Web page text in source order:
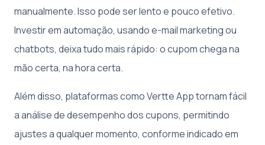
manualmente. Isso pode ser lento e pouco efetivo.
Investir em automação, usando e-mail marketing ou
chatbots, deixa tudo mais rápido: o cupom chega na
mão certa, na hora certa.
Além disso, plataformas como Vertte App tornam fácil
a análise de desempenho dos cupons, permitindo
ajustes a qualquer momento, conforme indicado em